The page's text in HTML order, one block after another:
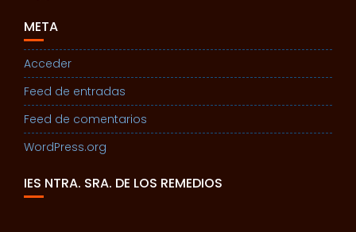
META
Acceder
Feed de entradas
Feed de comentarios
WordPress.org
IES NTRA. SRA. DE LOS REMEDIOS